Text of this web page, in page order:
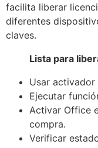
facilita liberar
diferentes
claves.
Lista para
Usar
Ejecutar
Activar Office
compra.
Verificar